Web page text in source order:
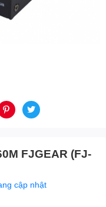
FJGEAR (FJ-
cập nhật